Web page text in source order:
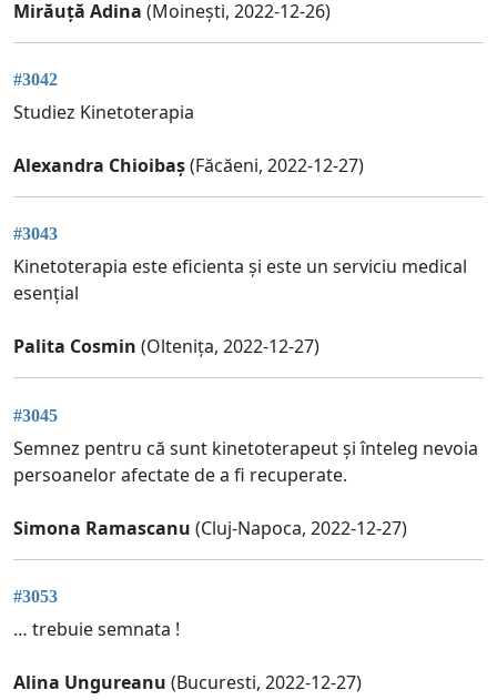
Mirăuță Adina (Moinești, 2022-12-26)
#3042
Studiez Kinetoterapia
Alexandra Chioibaș(Făcăeni, 2022-12-27)
#3043
Kinetoterapia este eficienta și este un serviciu medical
esențial
Palita Cosmin (Oltenița, 2022-12-27)
#3045
Semnez pentru că sunt kinetoterapeut și înteleg nevoia
persoanelor afectate de a fi recuperate.
Simona Ramascanu (Cluj-Napoca, 2022-12-27)
#3053
… trebuie semnata !
Alina Ungureanu (Bucuresti, 2022-12-27)